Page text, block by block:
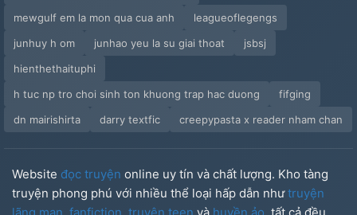
mewgulf em la mon qua cua anh
leagueoflegengs
junhuy h om
junhao yeu la su giai thoat
jsbsj
hienthethaituphi
h tuc np tro choi sinh ton khuong trap hac duong
fifging
dn mairishirta
darry textfic creepypasta x reader nham chan
Website đọc truyện online uy tín và chất lượng. Kho tàng
truyện phong phú với nhiều thể loại hấp dẫn nhưtruyện